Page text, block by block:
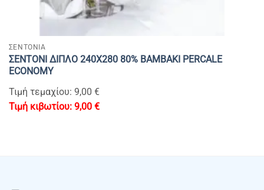
ΣΕΝΤΟΝΙΑ
ΣΕΝΤΟΝΙ ΔΙΠΛΟ 240Χ280 80% BAMBAKI PERCALE
ECONOMY
Τιμή τεμαχίου: 9,00 €
9,00 €